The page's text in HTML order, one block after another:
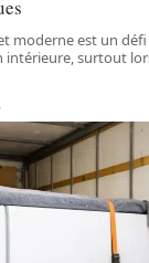
moderne est un
intérieure, surtout